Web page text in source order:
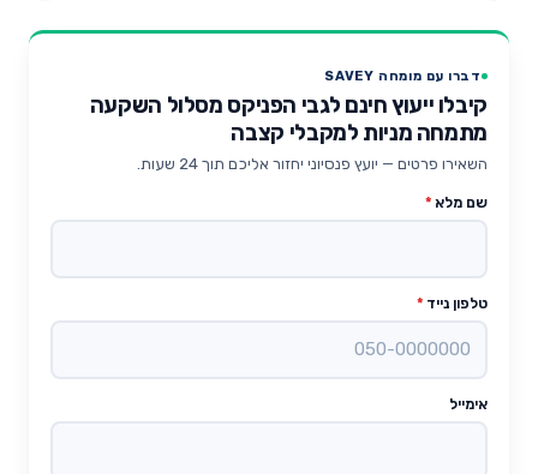
דברו עם מומחה SAVEY
קיבלו ייעוץ חינם לגבי הפניקס מסלול השקעה
מתמחה מניות למקבלי קצבה
השאירו פרטים — יועץ פנסיוני יחזור אליכם תוך 24 שעות.
שם מלא *
טלפון נייד *
אימייל